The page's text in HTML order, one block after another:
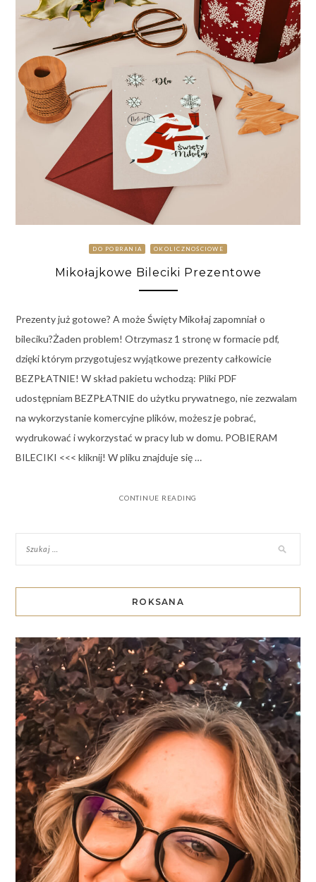
DO POBRANIA OKOLICZNOŚCIOWE
Mikołajkowe Bileciki Prezentowe
Prezenty już gotowe? A może Święty Mikołaj zapomniał o
bileciku?Żaden problem! Otrzymasz 1 stronę w formacie pdf,
dzięki którym przygotujesz wyjątkowe prezenty całkowicie
BEZPŁATNIE! W skład pakietu wchodzą: Pliki PDF
udostępniam BEZPŁATNIE do użytku prywatnego, nie zezwalam
na wykorzystanie komercyjne plików, możesz je pobrać,
wydrukować i wykorzystać w pracy lub w domu. POBIERAM
BILECIKI <<< kliknij! W pliku znajduje się …
CONTINUE READING
ROKSANA